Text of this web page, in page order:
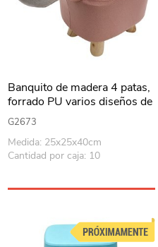
Banquito de madera 4 patas,
forrado PU varios diseños de
animales en bolsa
G2673
Medida: 25x25x40cm
Cantidad por caja: 10